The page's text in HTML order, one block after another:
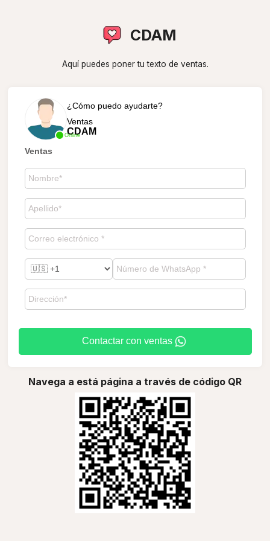
CDAM
Aquí puedes poner tu texto de ventas.
Online
¿Cómo puedo ayudarte?
Ventas
CDAM
Ventas
Contactar con ventas
Navega a está página a través de código QR